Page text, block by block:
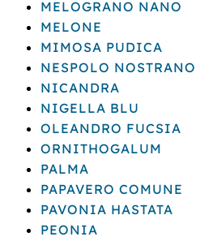
MELOGRANO NANO
MELONE
MIMOSA PUDICA
NESPOLO NOSTRANO
NICANDRA
NIGELLA BLU
OLEANDRO FUCSIA
ORNITHOGALUM
PALMA
PAPAVERO COMUNE
PAVONIA HASTATA
PEONIA